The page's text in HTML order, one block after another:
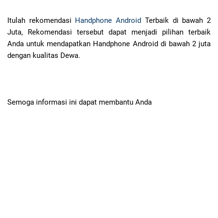
Itulah rekomendasi Handphone Android Terbaik di bawah 2
Juta, Rekomendasi tersebut dapat menjadi pilihan terbaik
Anda untuk mendapatkan Handphone Android di bawah 2 juta
dengan kualitas Dewa.
Semoga informasi ini dapat membantu Anda